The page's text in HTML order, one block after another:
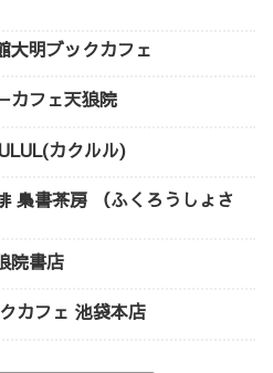
大明ブックカフェ
カフェ天狼院
カクルル)
梟書茶房 （ふくろうしょさ
院書店
カフェ 池袋本店